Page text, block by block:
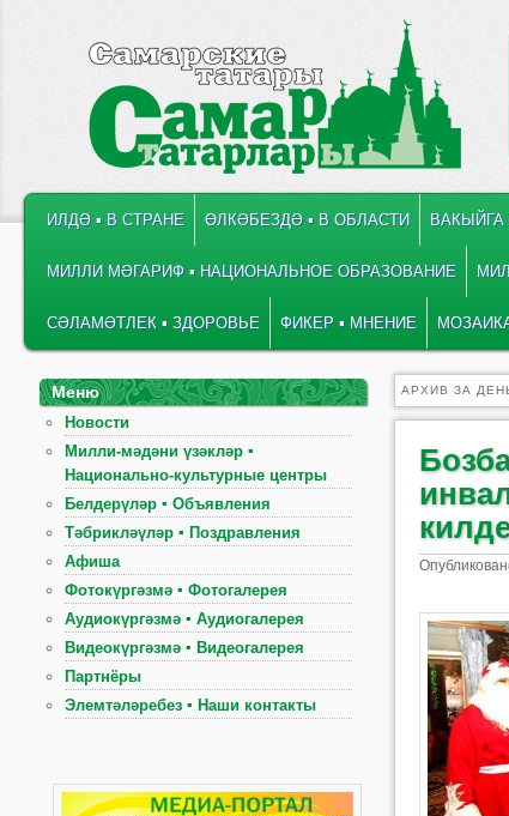
ПЕРЕЙТИ К ОСНОВНОМУ СОДЕРЖИМОМУ
ПЕРЕЙТИ К ДОПОЛНИТЕЛЬНОМУ СОДЕРЖИМОМУ
ИЛДӘ ▪ В СТРАНЕ ӨЛКӘБЕЗДӘ ▪ В ОБЛАСТИ
МИЛЛИ МӘГАРИФ ▪ НАЦИОНАЛЬНОЕ ОБРАЗОВАНИЕ
СӘЛАМӘТЛЕК ▪ ЗДОРОВЬЕ ФИКЕР ▪ МНЕНИЕ
АРХИВ ЗА
Меню
Новости
Милли-мәдәни үзәкләр ▪
Национально-культурные центры
Белдерүләр ▪ Объявления
Тәбрикләүләр ▪ Поздравления
Афиша
Фотокүргәзмә ▪ Фотогалерея
Аудиокүргәзмә ▪ Аудиогалерея
Видеокүргәзмә ▪ Видеогалерея
Партнёры
Элемтәләребез ▪ Наши контакты